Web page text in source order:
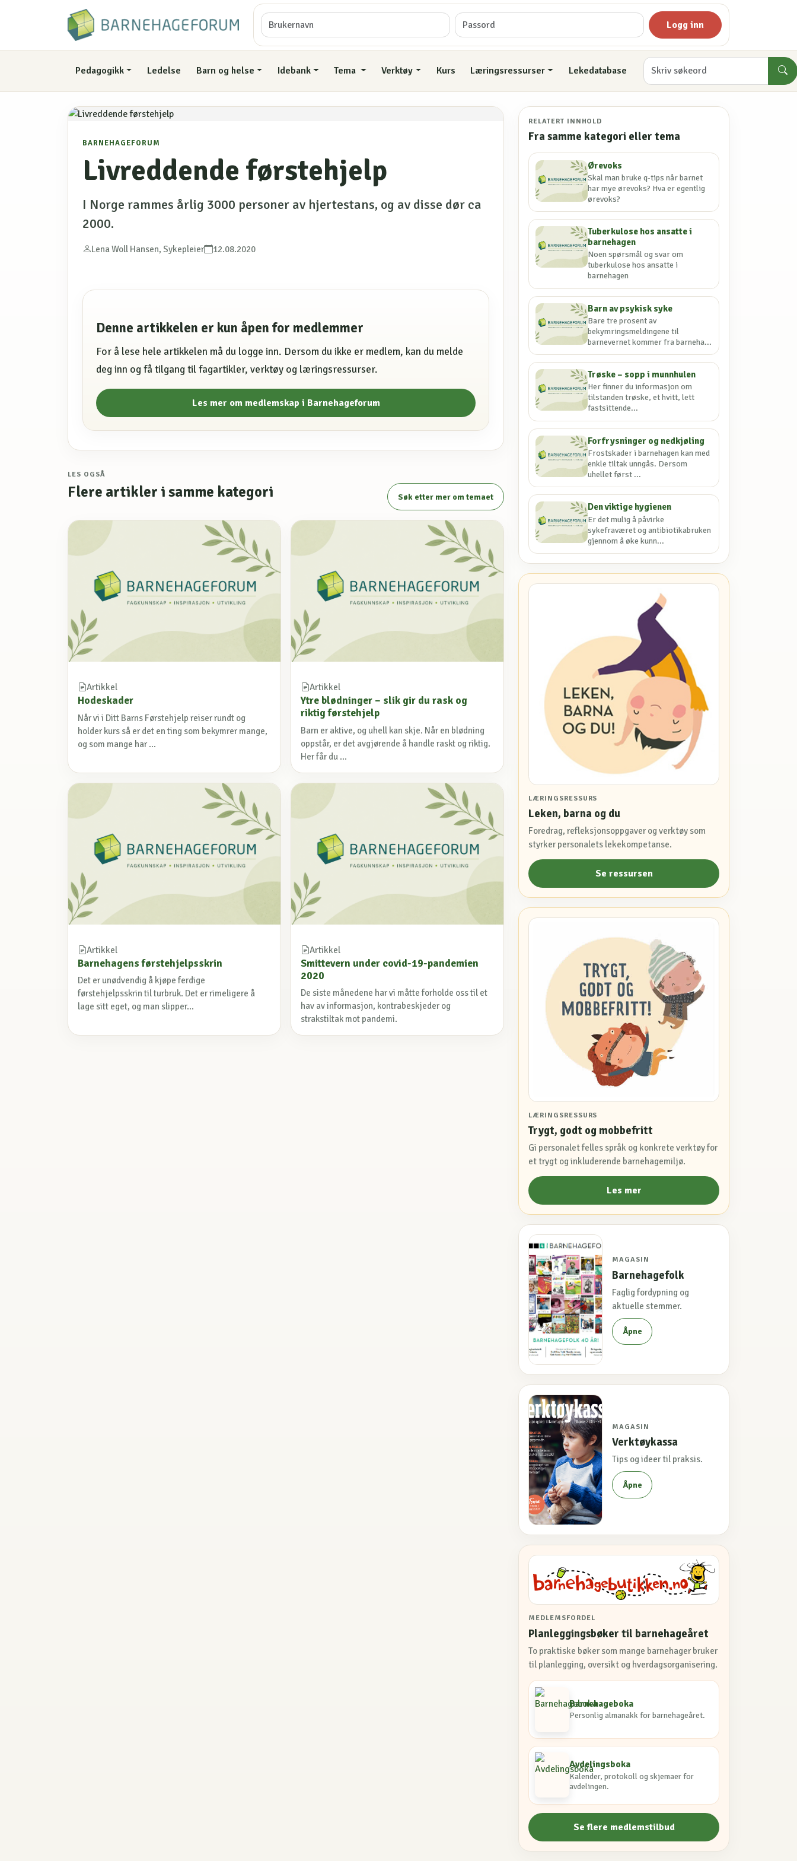
Logg inn
Pedagogikk Ledelse Barn og helse Idebank Tema Verktøy Kurs Læringsressurser Lekedatabase
BARNEHAGEFORUM
Livreddende førstehjelp
I Norge rammes årlig 3000 personer av hjertestans, og av disse dør ca
2000.
Lena Woll Hansen, Sykepleier 12.08.2020
Denne artikkelen er kun åpen for medlemmer
For å lese hele artikkelen må du logge inn. Dersom du ikke er medlem, kan du melde
deg inn og få tilgang til fagartikler, verktøy og læringsressurser.
Les mer om medlemskap i Barnehageforum
LES OGSÅ
Flere artikler i samme kategori Søk etter mer om temaet
Artikkel
Hodeskader
Når vi i Ditt Barns Førstehjelp reiser rundt og
holder kurs så er det en ting som bekymrer mange,
og som mange har ...
Artikkel
Ytre blødninger – slik gir du rask og
riktig førstehjelp
Barn er aktive, og uhell kan skje. Når en blødning
oppstår, er det avgjørende å handle raskt og riktig.
Her får du ...
Artikkel
Barnehagens førstehjelpsskrin
Det er unødvendig å kjøpe ferdige
førstehjelpsskrin til turbruk. Det er rimeligere å
lage sitt eget, og man slipper...
Artikkel
Smittevern under covid-19-pandemien
2020
De siste månedene har vi måtte forholde oss til et
hav av informasjon, kontrabeskjeder og
strakstiltak mot pandemi.
RELATERT INNHOLD
Fra samme kategori eller tema
Ørevoks
Skal man bruke q-tips når barnet
har mye ørevoks? Hva er egentlig
ørevoks?
Tuberkulose hos ansatte i
barnehagen
Noen spørsmål og svar om
tuberkulose hos ansatte i
barnehagen
Barn av psykisk syke
Bare tre prosent av
bekymringsmeldingene til
barnevernet kommer fra barneha...
Trøske – sopp i munnhulen
Her finner du informasjon om
tilstanden trøske, et hvitt, lett
fastsittende...
Forfrysninger og nedkjøling
Frostskader i barnehagen kan med
enkle tiltak unngås. Dersom
uhellet først ...
Den viktige hygienen
Er det mulig å påvirke
sykefraværet og antibiotikabruken
gjennom å øke kunn...
LÆRINGSRESSURS
Leken, barna og du
Foredrag, refleksjonsoppgaver og verktøy som
styrker personalets lekekompetanse.
Se ressursen
LÆRINGSRESSURS
Trygt, godt og mobbefritt
Gi personalet felles språk og konkrete verktøy for
et trygt og inkluderende barnehagemiljø.
Les mer
MAGASIN
Barnehagefolk
Faglig fordypning og
aktuelle stemmer.
Åpne
MAGASIN
Verktøykassa
Tips og ideer til praksis.
Åpne
MEDLEMSFORDEL
Planleggingsbøker til barnehageåret
To praktiske bøker som mange barnehager bruker
til planlegging, oversikt og hverdagsorganisering.
Barnehageboka
Personlig almanakk for barnehageåret.
Avdelingsboka
Kalender, protokoll og skjemaer for
avdelingen.
Se flere medlemstilbud